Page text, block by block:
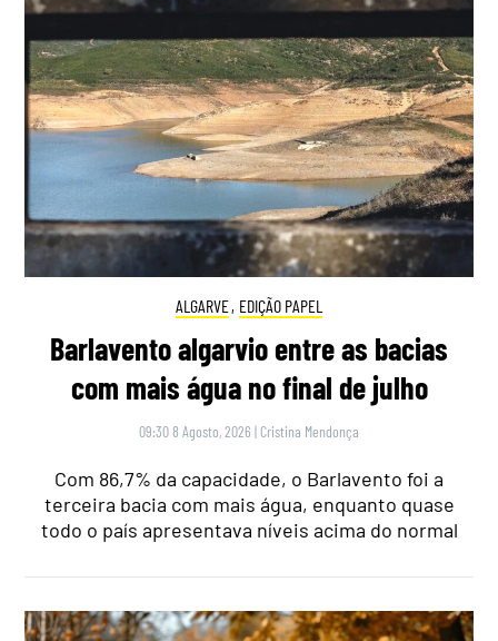
ALGARVE, EDIÇÃO PAPEL
Barlavento algarvio entre as bacias
com mais água no final de julho
09:30 8 Agosto, 2026 | Cristina Mendonça
Com 86,7% da capacidade, o Barlavento foi a
terceira bacia com mais água, enquanto quase
todo o país apresentava níveis acima do normal